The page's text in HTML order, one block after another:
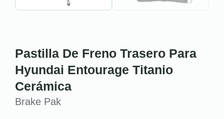
Pastilla De Freno Trasero Para
Hyundai Entourage Titanio
Cerámica
Brake Pak